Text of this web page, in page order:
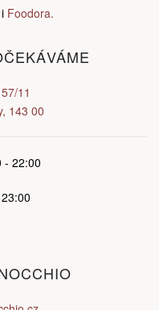
11
143 00
- 22:00
Foodora.